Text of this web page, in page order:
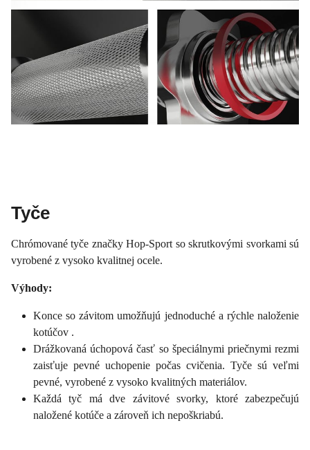
Tyče
Chrómované tyče značky Hop-Sport so skrutkovými svorkami sú
vyrobené z vysoko kvalitnej ocele.
Výhody:
Konce so závitom umožňujú jednoduché a rýchle naloženie
kotúčov .
Drážkovaná úchopová časť so špeciálnymi priečnymi rezmi
zaisťuje pevné uchopenie počas cvičenia. Tyče sú veľmi
pevné, vyrobené z vysoko kvalitných materiálov.
Každá tyč má dve závitové svorky, ktoré zabezpečujú
naložené kotúče a zároveň ich nepoškriabú.